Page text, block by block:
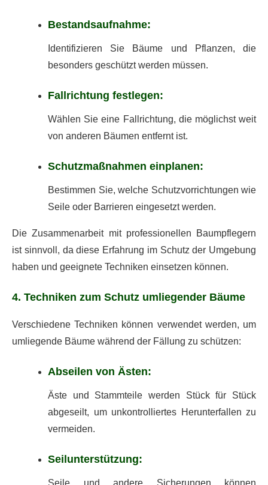
Bestandsaufnahme:
Identifizieren Sie Bäume und Pflanzen, die
besonders geschützt werden müssen.
Fallrichtung festlegen:
Wählen Sie eine Fallrichtung, die möglichst weit
von anderen Bäumen entfernt ist.
Schutzmaßnahmen einplanen:
Bestimmen Sie, welche Schutzvorrichtungen wie
Seile oder Barrieren eingesetzt werden.
Die Zusammenarbeit mit professionellen Baumpflegern
ist sinnvoll, da diese Erfahrung im Schutz der Umgebung
haben und geeignete Techniken einsetzen können.
4. Techniken zum Schutz umliegender Bäume
Verschiedene Techniken können verwendet werden, um
umliegende Bäume während der Fällung zu schützen:
Abseilen von Ästen:
Äste und Stammteile werden Stück für Stück
abgeseilt, um unkontrolliertes Herunterfallen zu
vermeiden.
Seilunterstützung:
Seile und andere Sicherungen können